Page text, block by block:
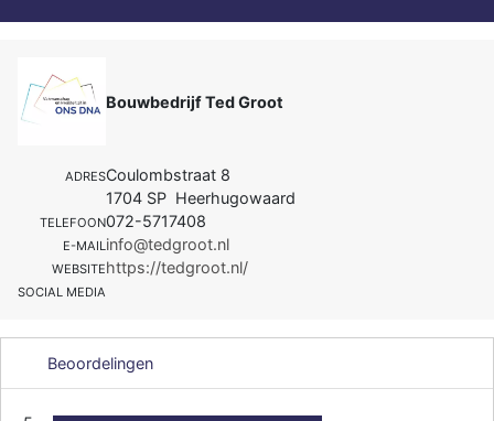
Bouwbedrijf Ted Groot
ADRESCoulombstraat 8
1704 SP Heerhugowaard
TELEFOON072-5717408
E-MAILinfo@tedgroot.nl
WEBSITEhttps://tedgroot.nl/
SOCIAL MEDIA
Beoordelingen